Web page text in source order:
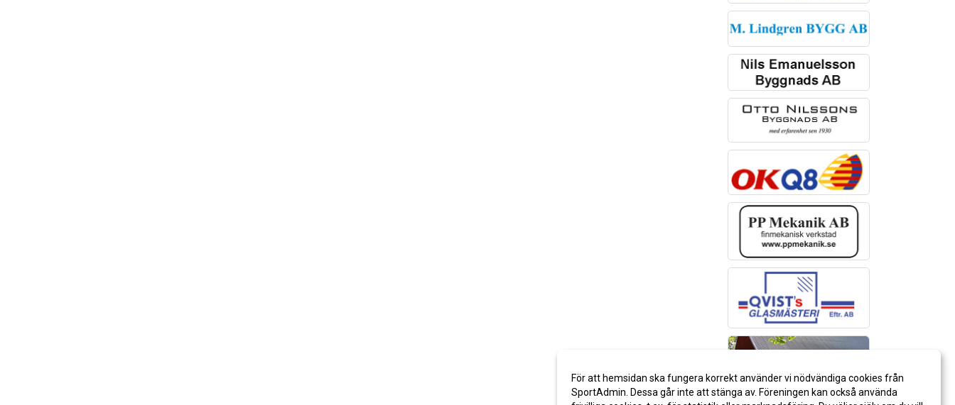
För att hemsidan ska fungera korrekt använder vi nödvändiga cookies från
SportAdmin. Dessa går inte att stänga av. Föreningen kan också använda